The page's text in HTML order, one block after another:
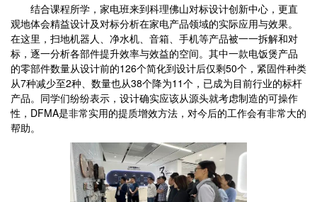
结合课程所学，家电班来到科理佛山对标设计创新中心，更直
观地体会精益设计及对标分析在家电产品领域的实际应用与效果。
在这里，扫地机器人、净水机、音箱、手机等产品被一一拆解和对
标，逐一分析各部件提升效率与效益的空间。其中一款电饭煲产品
的零部件数量从设计前的126个简化到设计后仅剩50个，紧固件种类
从7种减少至2种、数量也从38个降为11个，已成为目前行业的标杆
产品。同学们纷纷表示，设计确实应该从源头就考虑制造的可操作
性，DFMA是非常实用的提质增效方法，对今后的工作会有非常大的
帮助。